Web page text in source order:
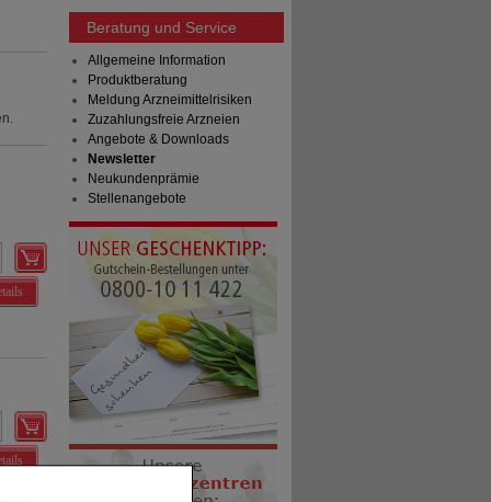
Beratung und Service
Allgemeine Information
Produktberatung
Meldung Arzneimittelrisiken
Zuzahlungsfreie Arzneien
Angebote & Downloads
Newsletter
Neukundenprämie
Stellenangebote